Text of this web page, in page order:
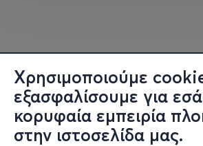
Χρησιμοποιούμε
εξασφαλίσουμε για
κορυφαία εμπειρία
στην ιστοσελίδα μας.